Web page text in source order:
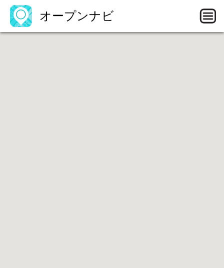
オープンナビ